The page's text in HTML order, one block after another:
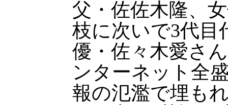
父・佐佐木隆、
枝に次いで3代目
優・佐々木愛さ
ンターネット全
報の氾濫で埋も